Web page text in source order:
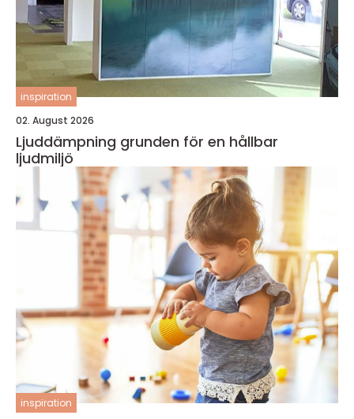
inspiration
02. August 2026
Ljuddämpning grunden för en hållbar
ljudmiljö
inspiration